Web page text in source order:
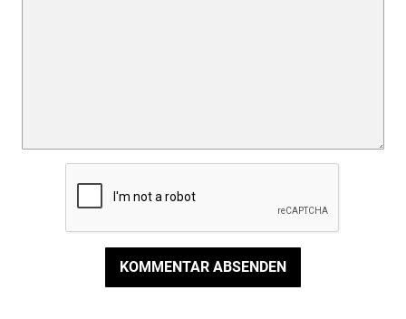
KOMMENTAR ABSENDEN